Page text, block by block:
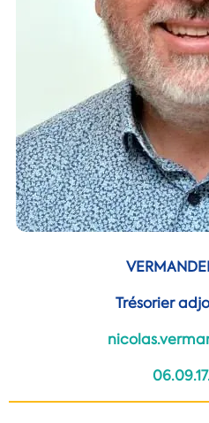
Trésorier